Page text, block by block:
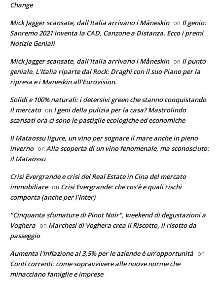
Change
Mick Jagger scansate, dall'Italia arrivano i Måneskin on Il genio:
Sanremo 2021 inventa la CAD, Canzone a Distanza. Ecco i premi
Notizie Geniali
Mick Jagger scansate, dall'Italia arrivano i Måneskin on Il punto
geniale. L’Italia riparte dal Rock: Draghi con il suo Piano per la
ripresa e i Maneskin all’Eurovision.
Solidi e 100% naturali: i detersivi green che stanno conquistando
il mercato on I geni della pulizia per la casa? Mastrolindo
scansati ora ci sono le pastiglie ecologiche ed economiche
Il Mataossu ligure, un vino per sognare il mare anche in pieno
inverno on Alla scoperta di un vino fenomenale, ma sconosciuto:
il Mataossu
Crisi Evergrande e crisi del Real Estate in Cina del mercato
immobiliare on Crisi Evergrande: che cos’è e quali rischi
comporta (anche per l’Inter)
"Cinquanta sfumature di Pinot Noir", weekend di degustazioni a
Voghera on Marchesi di Voghera crea il Riscotto, il risotto da
passeggio
Aumenta l'Inflazione al 3,5% per le aziende è un’opportunità on
Conti correnti: come sopravvivere alle nuove norme che
minacciano famiglie e imprese